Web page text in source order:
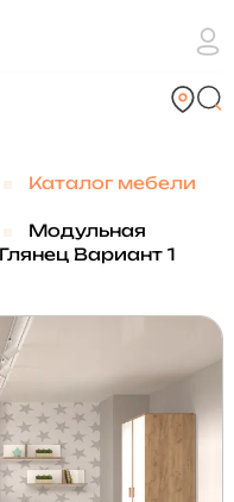
Каталог мебели
Модульная
Вариант 1